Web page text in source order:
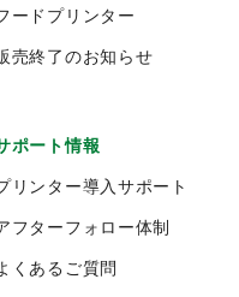
とができます。各サー
合わせください。
情報等はお客様のご希
とができます。
トの効率的なご利用の
ードプリンター
売終了のお知らせ
ポート情報
リンター導入サポート
フターフォロー体制
くあるご質問